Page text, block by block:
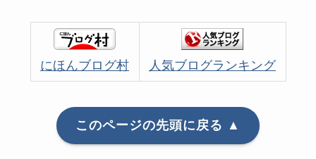
にほんブログ村 人気ブログランキング
このページの先頭に戻る ▲